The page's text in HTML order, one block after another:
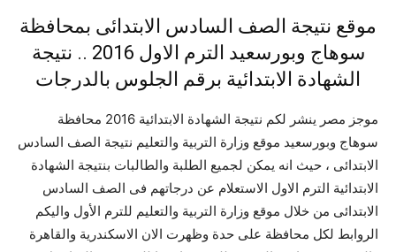
موقع نتيجة الصف السادس الابتدائى بمحافظة
سوهاج وبورسعيد الترم الاول 2016 .. نتيجة
الشهادة الابتدائية برقم الجلوس بالدرجات
موجز مصر ينشر لكم نتيجة الشهادة الابتدائية 2016 محافظة
سوهاج وبورسعيد موقع وزارة التربية والتعليم نتيجة الصف السادس
الابتدائى ، حيث انه يمكن لجميع الطلبة والطالبات بنتيجة الشهادة
الابتدائية الترم الاول الاستعلام عن درجاتهم فى الصف السادس
الابتدائى من خلال موقع وزارة التربية والتعليم للترم الأول واليكم
الروابط لكل محافظة على حدة وظهرت الان الاسكندرية والقاهرة